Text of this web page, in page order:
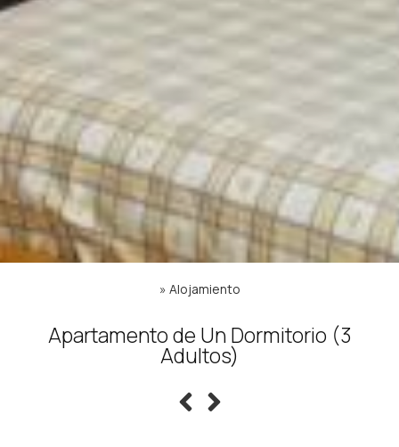
» Alojamiento
Apartamento de Un Dormitorio (3
Adultos)